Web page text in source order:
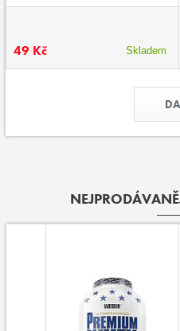
aminokyselin
49 Kč Skladem